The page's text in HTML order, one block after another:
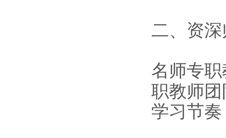
二、资
名师专
职教师
学习节